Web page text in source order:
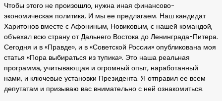
Чтобы этого не произошло, нужна иная финансово-
экономическая политика. И мы ее предлагаем. Наш кандидат
Харитонов вместе с Афониным, Новиковым, с нашей командой,
объехал всю страну от Дальнего Востока до Ленинграда-Питера.
Сегодня и в «Правде», и в «Советской России» опубликована моя
статья «Пора выбираться из тупика». Это наша реальная
программа, учитывающая и огромный опыт, наработанный
нами, и ключевые установки Президента. Я отправил ее всем
депутатам и призываю вас внимательно с ней ознакомиться.